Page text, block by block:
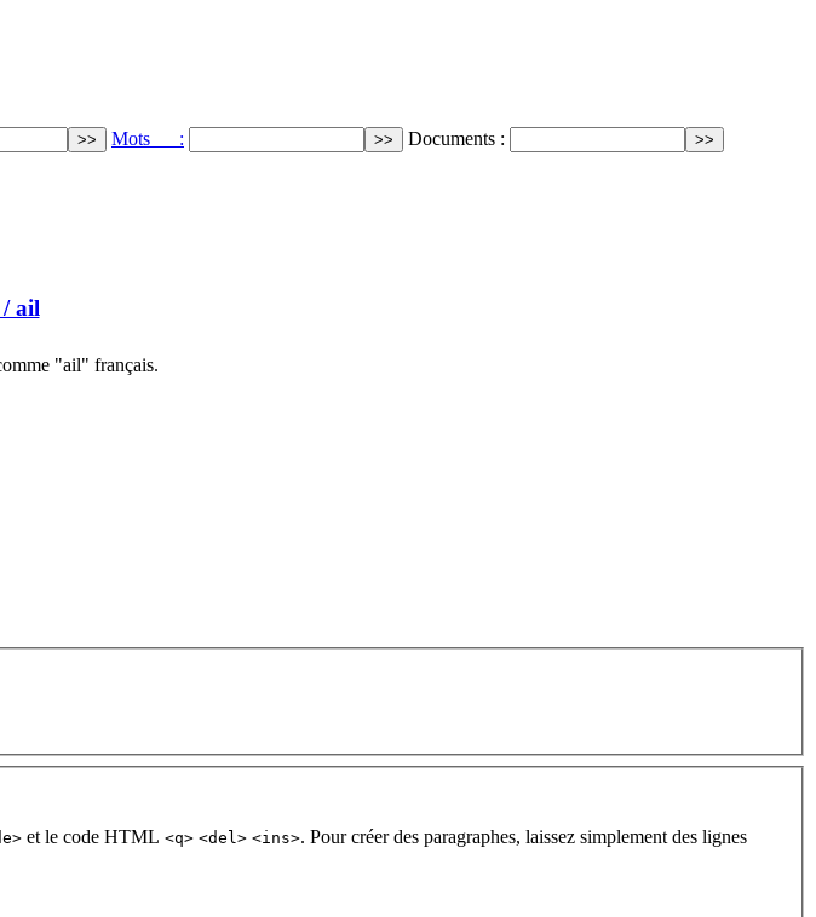
Mots : Documents :
ail
"ail" français.
et le code HTML <q> <del> <ins>. Pour créer des paragraphes, laissez simplement des lignes